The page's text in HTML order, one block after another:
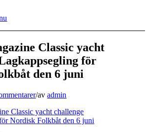
Classic yacht
för
den 6 juni
/avadmin